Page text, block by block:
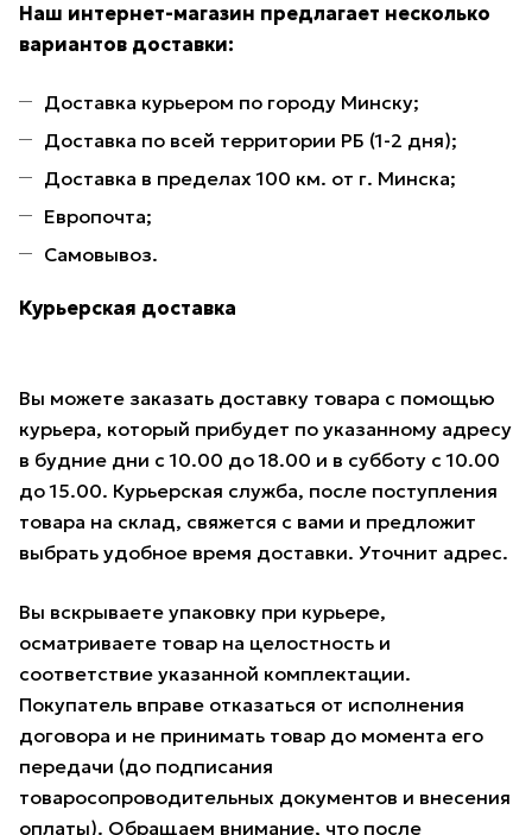
Наш интернет-магазин предлагает несколько
вариантов доставки:
Доставка курьером по городу Минску;
Доставка по всей территории РБ (1-2 дня);
Доставка в пределах 100 км. от г. Минска;
Европочта;
Самовывоз.
Курьерская доставка
Вы можете заказать доставку товара с помощью
курьера, который прибудет по указанному адресу
в будние дни с 10.00 до 18.00 и в субботу с 10.00
до 15.00. Курьерская служба, после поступления
товара на склад, свяжется с вами и предложит
выбрать удобное время доставки. Уточнит адрес.
Вы вскрываете упаковку при курьере,
осматриваете товар на целостность и
соответствие указанной комплектации.
Покупатель вправе отказаться от исполнения
договора и не принимать товар до момента его
передачи (до подписания
товаросопроводительных документов и внесения
оплаты). Обращаем внимание, что после